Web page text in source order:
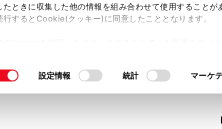
たときに収集した他の情報を組み合わせて使用すること
行するとCookie(クッキー)に同意したこととなります。
覧ください。設定情報 統計 マーケ
3つの買い方 オンライン購入お気に入り 保存した見積り